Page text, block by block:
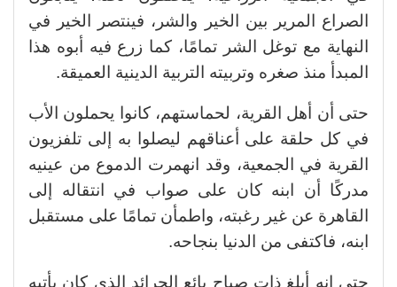
الصراع المرير بين الخير والشر، فينتصر الخير في
النهاية مع توغل الشر تمامًا، كما زرع فيه أبوه هذا
المبدأ منذ صغره وتربيته التربية الدينية العميقة.
حتى أن أهل القرية، لحماستهم، كانوا يحملون الأب
في كل حلقة على أعناقهم ليصلوا به إلى تلفزيون
القرية في الجمعية، وقد انهمرت الدموع من عينيه
مدركًا أن ابنه كان على صواب في انتقاله إلى
القاهرة عن غير رغبته، واطمأن تمامًا على مستقبل
ابنه، فاكتفى من الدنيا بنجاحه.
حتى إنه أبلغ ذات صباح بائع الجرائد الذي كان يأتيه